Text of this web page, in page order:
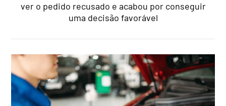
ver o pedido recusado e acabou por conseguir
uma decisão favorável